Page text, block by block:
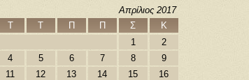
Απρίλιος 2017
Τ Τ Π Π Σ
Κ
1
2
4 5 6 7 8
9
11 12 13 14 15
16